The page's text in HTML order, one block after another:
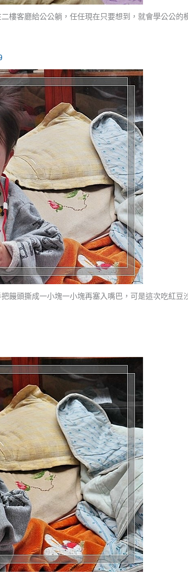
樓客廳給公公躺，任任現在只要想到，就會學公公的
饅頭撕成一小塊一小塊再塞入嘴巴，可是這次吃紅豆